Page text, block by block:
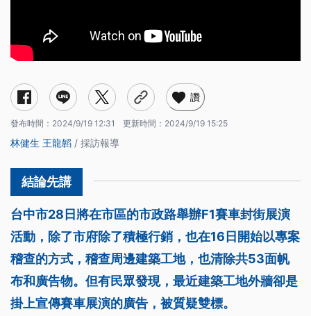
讚
發布時間： 2024/9/19 12:31 更新時間： 2024/9/19 15:25
林健生 王龍韜 / 採訪報導
台中市28日將在市區的市政路舉辦F1賽車封街展演
活動，除了市府除了積極行銷，也在16日開始以專案
稽查的方式，稽查周邊建築工地，也清除共53面帆
布和廣告物。但有民眾發現，最近建築工地外牆卻是
掛上宣傳賽車展演的廣告，被質疑雙標。